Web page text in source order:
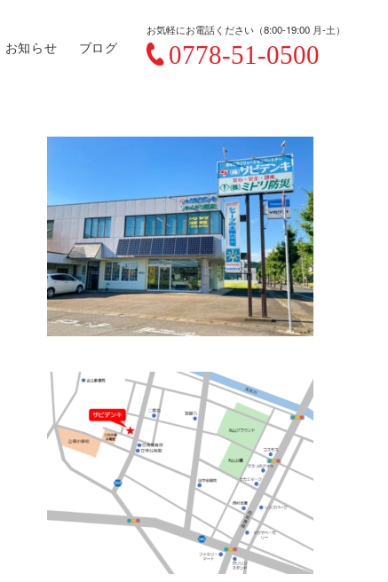
お知らせ ブログ
お気軽にお電話ください（8:00-19:00 月-土）